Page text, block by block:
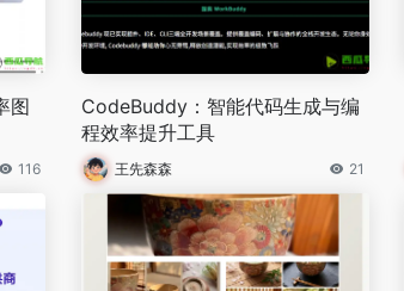
图
116
CodeBuddy：智能代码生成与编
程效率提升工具
王先森森 21